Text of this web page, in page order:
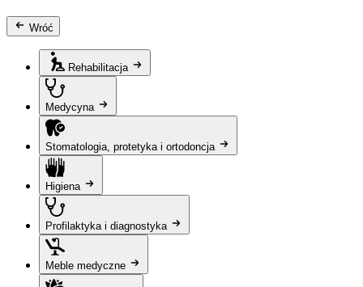
Wróć
Rehabilitacja
Medycyna
Stomatologia, protetyka i ortodoncja
Higiena
Profilaktyka i diagnostyka
Meble medyczne